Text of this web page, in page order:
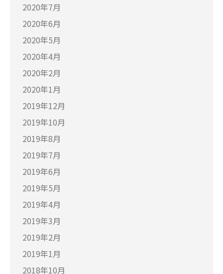
2020年7月
2020年6月
2020年5月
2020年4月
2020年2月
2020年1月
2019年12月
2019年10月
2019年8月
2019年7月
2019年6月
2019年5月
2019年4月
2019年3月
2019年2月
2019年1月
2018年10月